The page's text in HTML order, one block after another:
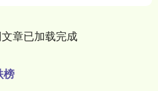
章已加载完成
榜